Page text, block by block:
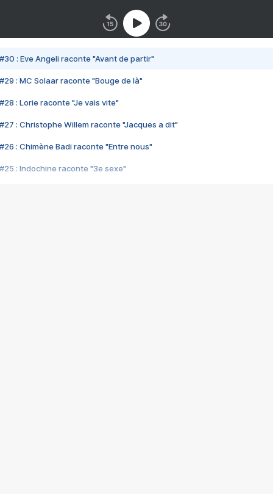
#30 : Eve Angeli raconte "Avant de partir"
#29 : MC Solaar raconte "Bouge de là"
#28 : Lorie raconte "Je vais vite"
#27 : Christophe Willem raconte "Jacques a dit"
#26 : Chimène Badi raconte "Entre nous"
#25 : Indochine raconte "3e sexe"